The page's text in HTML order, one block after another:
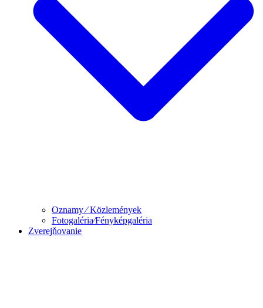
Oznamy ⁄ Közlemények
Fotogaléria⁄Fényképgaléria
Zverejňovanie